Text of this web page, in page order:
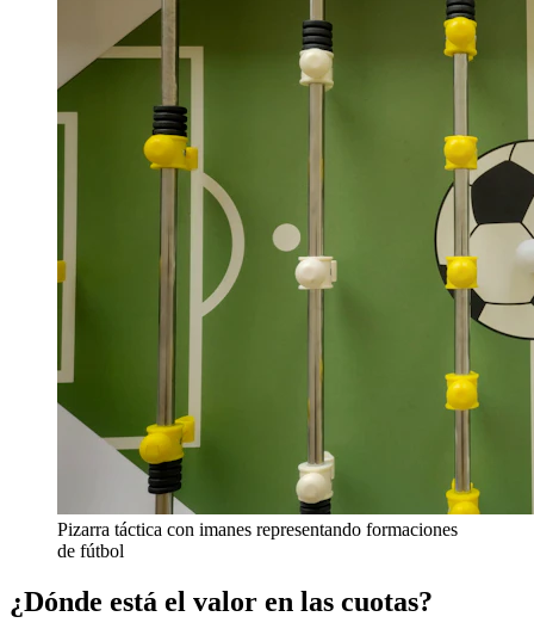
Pizarra táctica con imanes representando formaciones
de fútbol
¿Dónde está el valor en las cuotas?